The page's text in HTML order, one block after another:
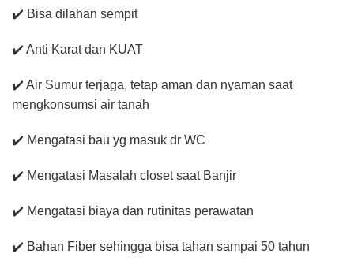
✔️ Bisa dilahan sempit
✔️ Anti Karat dan KUAT
✔️ Air Sumur terjaga, tetap aman dan nyaman saat
mengkonsumsi air tanah
✔️ Mengatasi bau yg masuk dr WC
✔️ Mengatasi Masalah closet saat Banjir
✔️ Mengatasi biaya dan rutinitas perawatan
✔️ Bahan Fiber sehingga bisa tahan sampai 50 tahun